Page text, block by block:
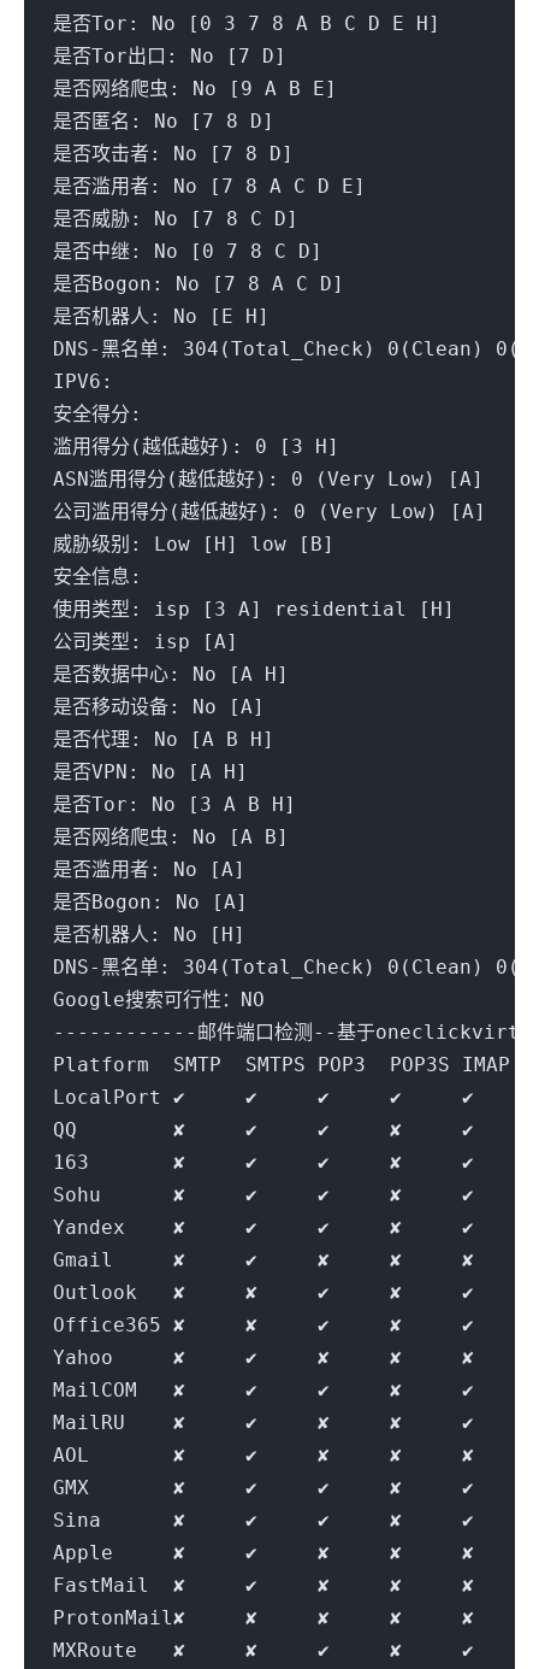
是否Tor: No [0 3 7 8 A B C D E H]
是否Tor出口: No [7 D]
是否网络爬虫: No [9 A B E]
是否匿名: No [7 8 D]
是否攻击者: No [7 8 D]
是否滥用者: No [7 8 A C D E]
是否威胁: No [7 8 C D]
是否中继: No [0 7 8 C D]
是否Bogon: No [7 8 A C D]
是否机器人: No [E H]
DNS-黑名单: 304(Total_Check) 0(Clean)
IPV6:
安全得分:
滥用得分(越低越好): 0 [3 H]
ASN滥用得分(越低越好): 0 (Very Low) [A]
公司滥用得分(越低越好): 0 (Very Low) [A]
威胁级别: Low [H] low [B]
安全信息:
使用类型: isp [3 A] residential [H]
公司类型: isp [A]
是否数据中心: No [A H]
是否移动设备: No [A]
是否代理: No [A B H]
是否VPN: No [A H]
是否Tor: No [3 A B H]
是否网络爬虫: No [A B]
是否滥用者: No [A]
是否Bogon: No [A]
是否机器人: No [H]
DNS-黑名单: 304(Total_Check) 0(Clean)
Google搜索可行性：NO
------------邮件端口检测--基于
Platform  SMTP  SMTPS POP3  POP3S IMAP
LocalPort ✔     ✔     ✔     ✔     ✔
QQ        ✘     ✔     ✔     ✘     ✔
163       ✘     ✔     ✔     ✘     ✔
Sohu      ✘     ✔     ✔     ✘     ✔
Yandex    ✘     ✔     ✔     ✘     ✔
Gmail     ✘     ✔     ✘     ✘     ✘
Outlook   ✘     ✘     ✔     ✘     ✔
Office365 ✘     ✘     ✔     ✘     ✔
Yahoo     ✘     ✔     ✘     ✘     ✘
MailCOM   ✘     ✔     ✔     ✘     ✔
MailRU    ✘     ✔     ✘     ✘     ✔
AOL       ✘     ✔     ✘     ✘     ✘
GMX       ✘     ✔     ✔     ✘     ✔
Sina      ✘     ✔     ✔     ✘     ✔
Apple     ✘     ✔     ✘     ✘     ✘
FastMail  ✘     ✔     ✘     ✘     ✘
ProtonMail✘     ✘     ✘     ✘     ✘
MXRoute   ✘     ✘     ✔     ✘     ✔